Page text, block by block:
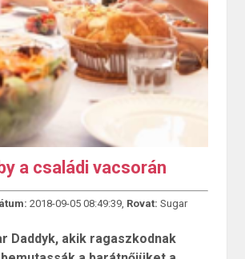
a családi vacsorán
2018-09-05 08:49:39, Rovat: Sugar
Daddyk, akik ragaszkodnak